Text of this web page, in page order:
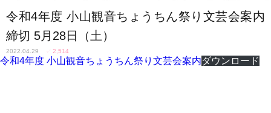
令和4年度 小山観音ちょうちん祭り文芸会案内
締切 5月28日（土）
2022.04.29 ✓ 2,514
令和4年度 小山観音ちょうちん祭り文芸会案内ダウンロード